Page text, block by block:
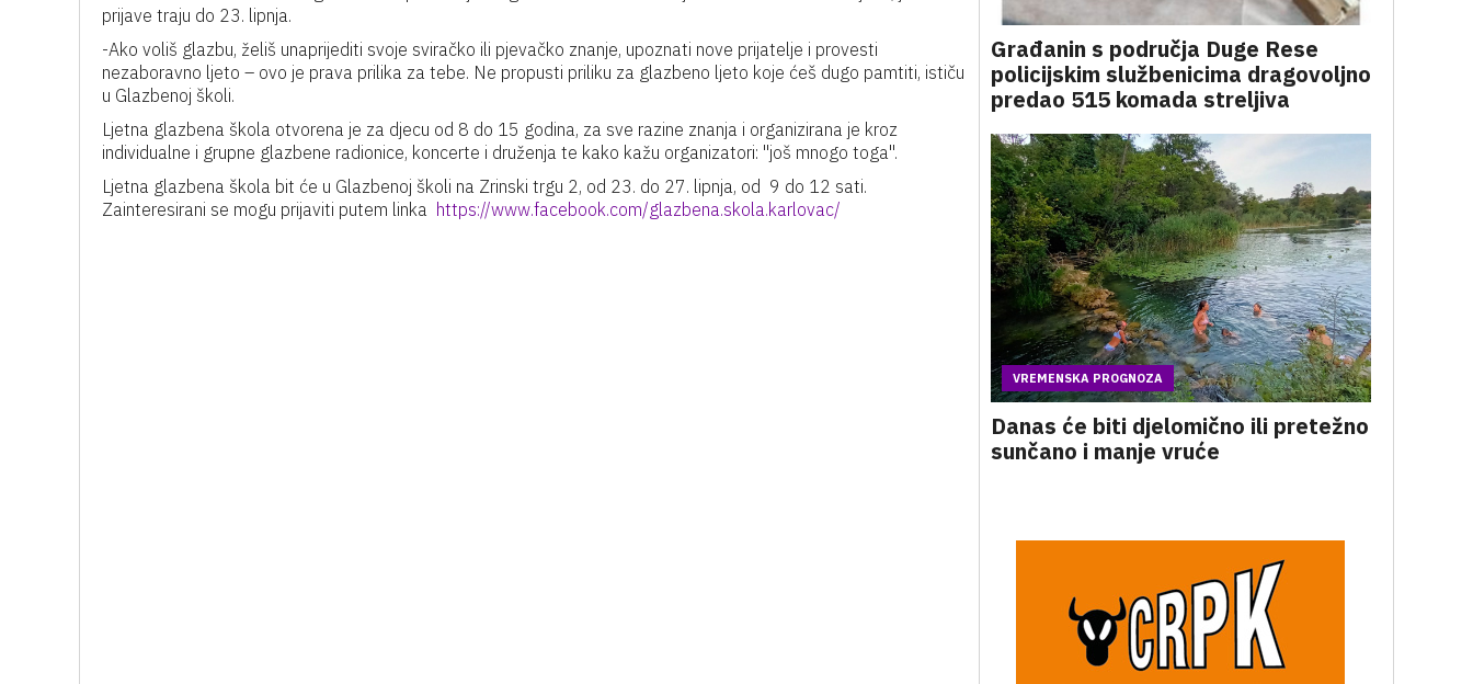
prijave traju do 23. lipnja.
-Ako voliš glazbu, želiš unaprijediti svoje sviračko ili pjevačko znanje, upoznati nove prijatelje i provesti
nezaboravno ljeto – ovo je prava prilika za tebe. Ne propusti priliku za glazbeno ljeto koje ćeš dugo pamtiti, ističu
u Glazbenoj školi.
Ljetna glazbena škola otvorena je za djecu od 8 do 15 godina, za sve razine znanja i organizirana je kroz
individualne i grupne glazbene radionice, koncerte i druženja te kako kažu organizatori: "još mnogo toga".
Ljetna glazbena škola bit će u Glazbenoj školi na Zrinski trgu 2, od 23. do 27. lipnja, od 9 do 12 sati.
Zainteresirani se mogu prijaviti putem linka https://www.facebook.com/glazbena.skola.karlovac/
Građanin s područja Duge Rese
policijskim službenicima dragovoljno
predao 515 komada streljiva
VREMENSKA PROGNOZA
Danas će biti djelomično ili pretežno
sunčano i manje vruće